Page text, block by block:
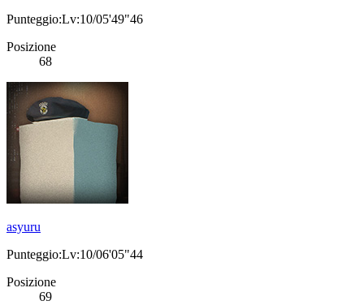
Punteggio:Lv:10/05'49"46
Posizione
68
asyuru
Punteggio:Lv:10/06'05"44
Posizione
69